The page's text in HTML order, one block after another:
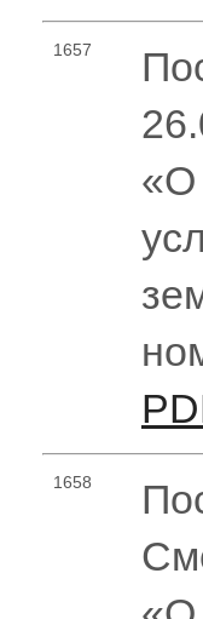
1657
1658